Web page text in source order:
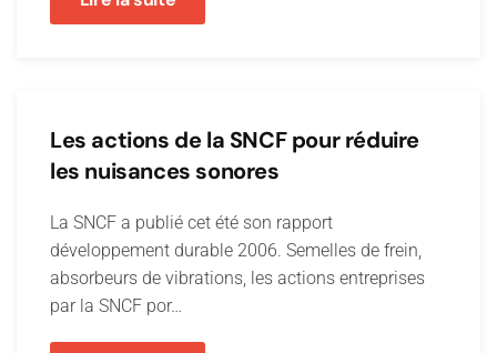
Les actions de la SNCF pour réduire
les nuisances sonores
La SNCF a publié cet été son rapport
développement durable 2006. Semelles de frein,
absorbeurs de vibrations, les actions entreprises
par la SNCF por…